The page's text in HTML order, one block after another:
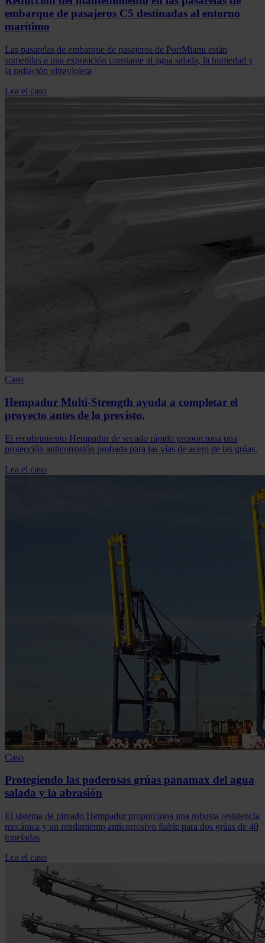
embarque de pasajeros C5 destinadas al entorno
marítimo
Las pasarelas de embarque de pasajeros de PortMiami están
sometidas a una exposición constante al agua salada, la humedad y
la radiación ultravioleta
Lea el caso
Caso
Hempadur Multi-Strength ayuda a completar el
proyecto antes de lo previsto.
El recubrimiento Hempadur de secado rápido proporciona una
protección anticorrosión probada para las vías de acero de las grúas.
Lea el caso
Caso
Protegiendo las poderosas grúas panamax del agua
salada y la abrasión
El sistema de pintado Hempadur proporciona una robusta resistencia
mecánica y un rendimiento anticorrosivo fiable para dos grúas de 40
toneladas
Lea el caso